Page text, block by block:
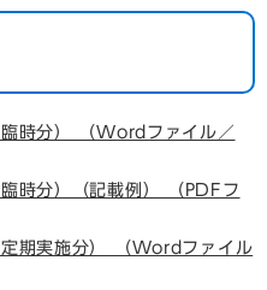
時分） （Wordファイル／
時分）（記載例） （PDFフ
期実施分） （Wordファイル